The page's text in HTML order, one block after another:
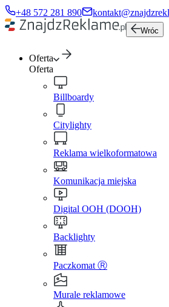
+48 572 281 890
Wróc
Oferta
Oferta
Billboardy
Citylighty
Reklama wielkoformatowa
Komunikacja miejska
Digital OOH (DOOH)
Backlighty
Paczkomat Ⓡ
Murale reklamowe